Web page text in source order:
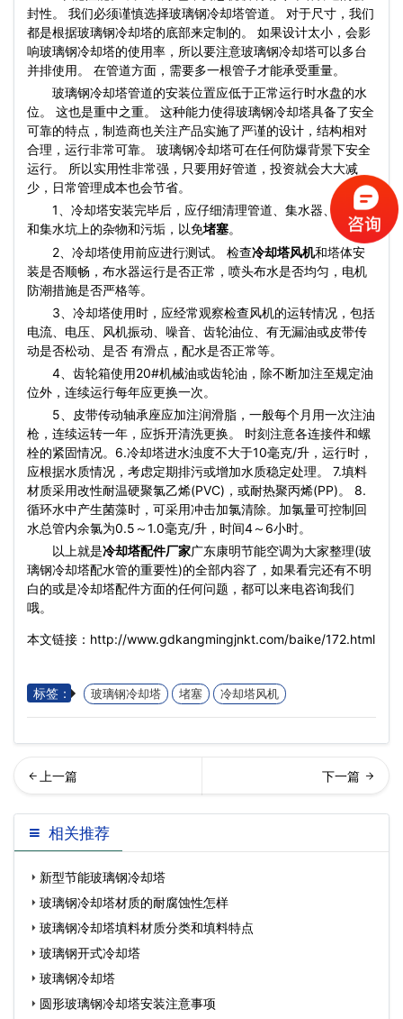
封性。 我们必须谨慎选择玻璃钢冷却塔管道。 对于尺寸，我们
都是根据玻璃钢冷却塔的底部来定制的。 如果设计太小，会影
响玻璃钢冷却塔的使用率，所以要注意玻璃钢冷却塔可以多台
并排使用。 在管道方面，需要多一根管子才能承受重量。
玻璃钢冷却塔管道的安装位置应低于正常运行时水盘的水
位。 这也是重中之重。 这种能力使得玻璃钢冷却塔具备了安全
可靠的特点，制造商也关注产品实施了严谨的设计，结构相对
合理，运行非常可靠。 玻璃钢冷却塔可在任何防爆背景下安全
运行。 所以实用性非常强，只要用好管道，投资就会大大减
少，日常管理成本也会节省。
1、冷却塔安装完毕后，应仔细清理管道、集水器、填料面
和集水坑上的杂物和污垢，以免堵塞。
2、冷却塔使用前应进行测试。 检查冷却塔风机和塔体安
装是否顺畅，布水器运行是否正常，喷头布水是否均匀，电机
防潮措施是否严格等。
3、冷却塔使用时，应经常观察检查风机的运转情况，包括
电流、电压、风机振动、噪音、齿轮油位、有无漏油或皮带传
动是否松动、是否 有滑点，配水是否正常等。
4、齿轮箱使用20#机械油或齿轮油，除不断加注至规定油
位外，连续运行每年应更换一次。
5、皮带传动轴承座应加注润滑脂，一般每个月用一次注油
枪，连续运转一年，应拆开清洗更换。 时刻注意各连接件和螺
栓的紧固情况。6.冷却塔进水浊度不大于10毫克/升，运行时，
应根据水质情况，考虑定期排污或增加水质稳定处理。 7.填料
材质采用改性耐温硬聚氯乙烯(PVC)，或耐热聚丙烯(PP)。 8.
循环水中产生菌藻时，可采用冲击加氯清除。加氯量可控制回
水总管内余氯为0.5～1.0毫克/升，时间4～6小时。
以上就是冷却塔配件厂家广东康明节能空调为大家整理(玻
璃钢冷却塔配水管的重要性)的全部内容了，如果看完还有不明
白的或是冷却塔配件方面的任何问题，都可以来电咨询我们
哦。
本文链接：http://www.gdkangmingjnkt.com/baike/172.html
标签： 玻璃钢冷却塔 堵塞 冷却塔风机
形冷却塔,横流式冷却塔与逆
流式冷却塔有哪…
却塔漂水有什么危害,冷却塔
漂水的坏处
相关推荐
新型节能玻璃钢冷却塔
玻璃钢冷却塔材质的耐腐蚀性怎样
玻璃钢冷却塔填料材质分类和填料特点
玻璃钢开式冷却塔
玻璃钢冷却塔
圆形玻璃钢冷却塔安装注意事项